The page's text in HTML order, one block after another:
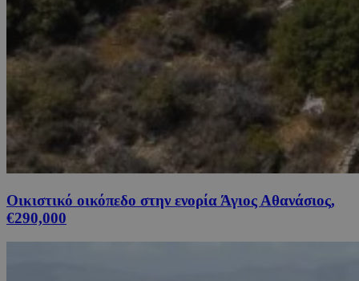
Οικιστικό οικόπεδο στην ενορία Άγιος Αθανάσιος,
€290,000